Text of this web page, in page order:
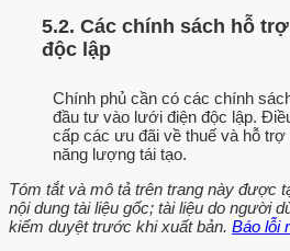
5.2. Các chính sách hỗ
độc lập
Chính phủ cần có các chính
đầu tư vào lưới điện độc lập.
cấp các ưu đãi về thuế và hỗ
năng lượng tái tạo.
Tóm tắt và mô tả trên trang này được
nội dung tài liệu gốc; tài liệu do người
kiểm duyệt trước khi xuất bản. Báo lỗi